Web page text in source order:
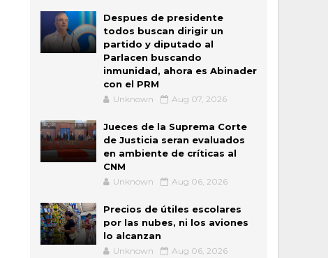
Despues de presidente
todos buscan dirigir un
partido y diputado al
Parlacen buscando
inmunidad, ahora es Abinader
con el PRM
Unknown Aug 07, 2026
Jueces de la Suprema Corte
de Justicia seran evaluados
en ambiente de críticas al
CNM
Unknown Aug 06, 2026
Precios de útiles escolares
por las nubes, ni los aviones
lo alcanzan
Unknown Aug 06, 2026